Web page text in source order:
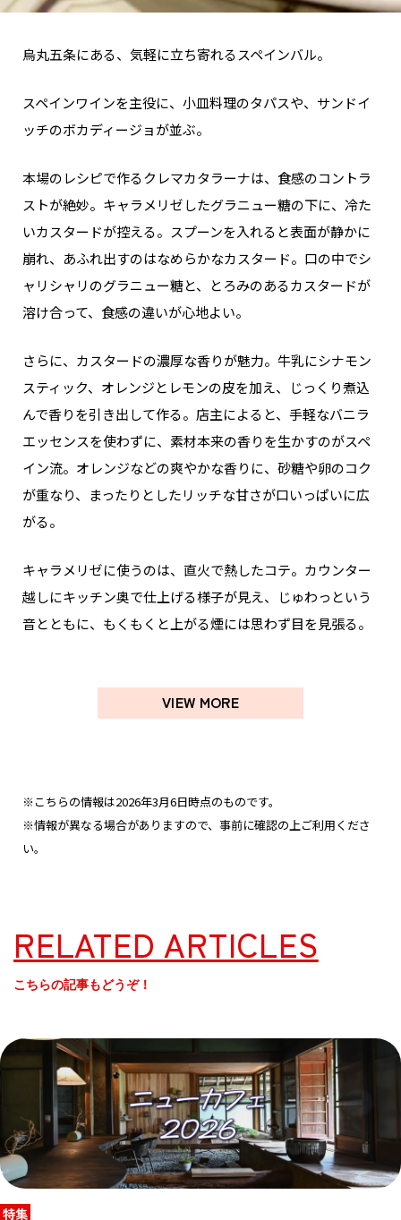
烏丸五条にある、気軽に立ち寄れるスペインバル。
スペインワインを主役に、小皿料理のタパスや、サンドイ
ッチのボカディージョが並ぶ。
本場のレシピで作るクレマカタラーナは、食感のコントラ
ストが絶妙。キャラメリゼしたグラニュー糖の下に、冷た
いカスタードが控える。スプーンを入れると表面が静かに
崩れ、あふれ出すのはなめらかなカスタード。口の中でシ
ャリシャリのグラニュー糖と、とろみのあるカスタードが
溶け合って、食感の違いが心地よい。
さらに、カスタードの濃厚な香りが魅力。牛乳にシナモン
スティック、オレンジとレモンの皮を加え、じっくり煮込
んで香りを引き出して作る。店主によると、手軽なバニラ
エッセンスを使わずに、素材本来の香りを生かすのがスペ
イン流。オレンジなどの爽やかな香りに、砂糖や卵のコク
が重なり、まったりとしたリッチな甘さが口いっぱいに広
がる。
キャラメリゼに使うのは、直火で熱したコテ。カウンター
越しにキッチン奥で仕上げる様子が見え、じゅわっという
音とともに、もくもくと上がる煙には思わず目を見張る。
VIEW MORE
※こちらの情報は2026年3月6日時点のものです。
※情報が異なる場合がありますので、事前に確認の上ご利用くださ
い。
RELATED ARTICLES
こちらの記事もどうぞ！
特集